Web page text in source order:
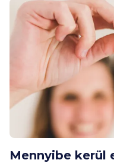
Mennyibe kerül